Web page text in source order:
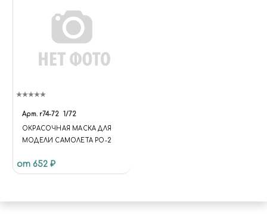
Арт. r74-72 1/72
ОКРАСОЧНАЯ МАСКА ДЛЯ
МОДЕЛИ САМОЛЕТА PO-2
от 652 ₽